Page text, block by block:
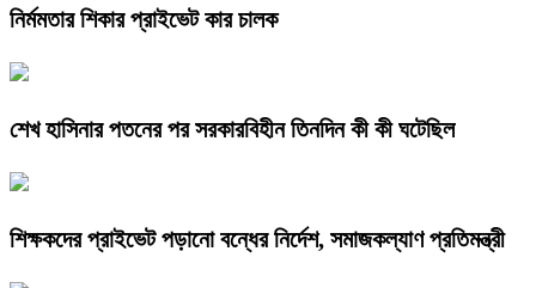
নির্মমতার শিকার প্রাইভেট কার চালক
শেখ হাসিনার পতনের পর সরকারবিহীন তিনদিন কী কী ঘটেছিল
শিক্ষকদের প্রাইভেট পড়ানো বন্ধের নির্দেশ, সমাজকল্যাণ প্রতিমন্ত্রী